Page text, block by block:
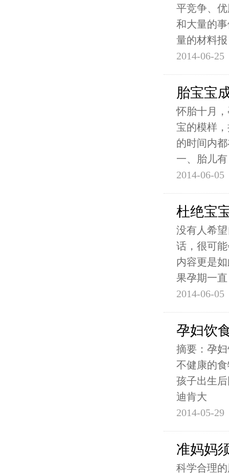
平竞争、
和大量的
量的材料报
2014-06-25
胎宝宝
怀胎十月
宝的模样
的时间内
一、胎儿有
2014-06-05
杜绝宝
没有人希
话，很可
内容更是
果孕期一直
2014-06-05
孕妇饮
摘要：孕
不健康的
孩子出生
迪肯大
2014-05-29
准妈妈
科学合理